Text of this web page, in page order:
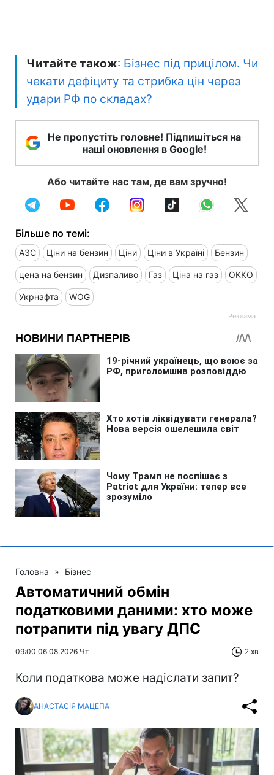
Читайте також: Бізнес під прицілом. Чи
чекати дефіциту та стрибка цін через
удари РФ по складах?
Не пропустіть головне! Підпишіться на
наші оновлення в Google!
Або читайте нас там, де вам зручно!
Більше по темі:
АЗС Ціни на бензин Ціни Ціни в Україні Бензин
цена на бензин Дизпаливо Газ Ціна на газ ОККО
Укрнафта WOG
Головна » Бізнес
Автоматичний обмін
податковими даними: хто може
потрапити під увагу ДПС
09:00 06.08.2026 Чт 2 хв
Коли податкова може надіслати запит?
АНАСТАСІЯ МАЦЕПА